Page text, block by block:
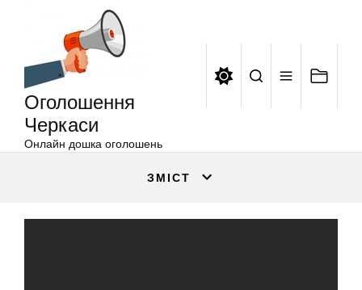
Оголошення
Черкаси
Онлайн дошка оголошень
ЗМІСТ